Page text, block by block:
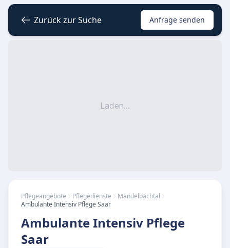
Zurück zur Suche Anfrage senden
Laden...
Pflegeangebote Pflegedienste
Mandelbachtal
Ambulante Intensiv Pflege Saar
Ambulante Intensiv Pflege
Saar